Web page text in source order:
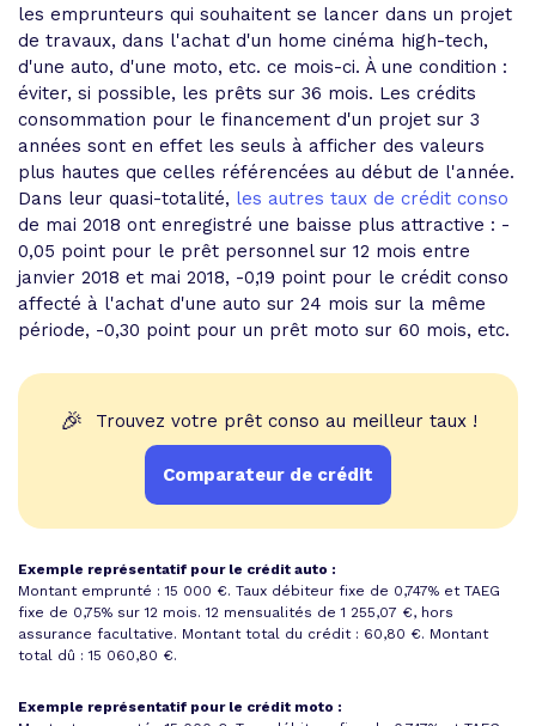
les emprunteurs qui souhaitent se lancer dans un projet
de travaux, dans l'achat d'un home cinéma high-tech,
d'une auto, d'une moto, etc. ce mois-ci. À une condition :
éviter, si possible, les prêts sur 36 mois. Les crédits
consommation pour le financement d'un projet sur 3
années sont en effet les seuls à afficher des valeurs
plus hautes que celles référencées au début de l'année.
Dans leur quasi-totalité, les autres taux de crédit conso
de mai 2018 ont enregistré une baisse plus attractive : -
0,05 point pour le prêt personnel sur 12 mois entre
janvier 2018 et mai 2018, -0,19 point pour le crédit conso
affecté à l'achat d'une auto sur 24 mois sur la même
période, -0,30 point pour un prêt moto sur 60 mois, etc.
🎉 Trouvez votre prêt conso au meilleur taux !
Comparateur de crédit
Exemple représentatif pour le crédit auto :
Montant emprunté : 15 000 €. Taux débiteur fixe de 0,747% et TAEG
fixe de 0,75% sur 12 mois.12 mensualités de 1 255,07 €, hors
assurance facultative. Montant total du crédit : 60,80 €. Montant
total dû : 15 060,80 €.
Exemple représentatif pour le crédit moto :